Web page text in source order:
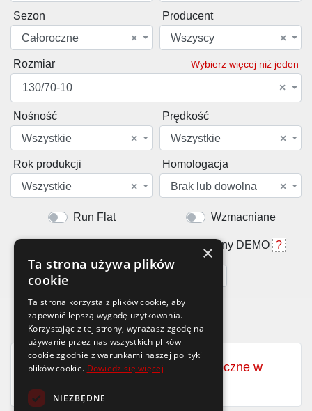
Sezon
×
Całoroczne
Producent
×
Wszyscy
Rozmiar Wybierz więcej niż jeden
×
130/70-10
Nośność
×
Wszystkie
Prędkość
×
Wszystkie
Rok produkcji
×
Wszystkie
Homologacja
×
Brak lub dowolna
Run Flat Wzmacniane
Opony DEMO ?
Cena od
Zobacz wszystkie opony całoroczne w
×
Ta strona używa plików
cookie
Ta strona korzysta z plików cookie, aby
zapewnić lepszą wygodę użytkowania.
Korzystając z tej strony, wyrażasz zgodę na
używanie przez nas wszystkich plików
cookie zgodnie z warunkami naszej polityki
plików cookie. Dowiedz się więcej
NIEZBĘDNE